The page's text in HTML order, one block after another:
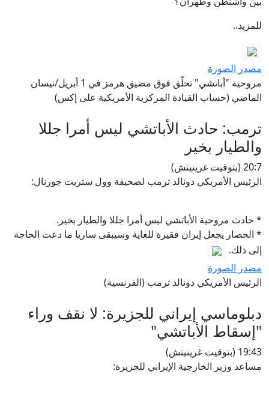
للمزيد..
مصدر الصورة
مروحية "أباتشي" تحلّق فوق مضيق هرمز في 1 أبريل/نيسان
الماضي (حساب القيادة المركزية الأمريكية على إكس)
ترمب: حادث الأباتشي ليس أمرا جللا
والطيار بخير
20:7 (بتوقيت غرينيتش)
الرئيس الأمريكي دونالد ترمب لصحيفة وول ستريت جورنال:
* حادث مروحية الأباتشي ليس أمرا جللا والطيار بخير.
* الحصار يجعل إيران فقيرة للغاية وسيبقى ساريا ما دعت الحاجة
إلى ذلك.
مصدر الصورة
الرئيس الأمريكي دونالد ترمب (الفرنسية)
دبلوماسي إيراني للجزيرة: لا نقف وراء
"إسقاط الأباتشي"
19:43 (بتوقيت غرينيتش)
مساعد وزير الخارجية الإيراني للجزيرة: